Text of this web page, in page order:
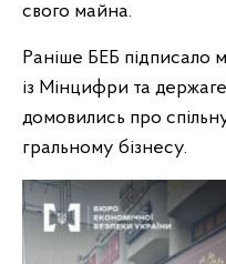
свого майна.
Раніше БЕБ підписало
із Мінцифри та
домовились про
гральному бізнесу.